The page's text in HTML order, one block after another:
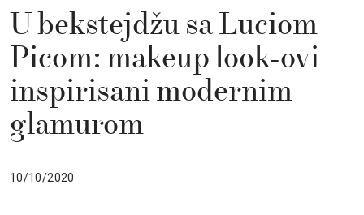
U bekstejdžu sa Luciom
Picom: makeup look-ovi
inspirisani modernim
glamurom
10/10/2020